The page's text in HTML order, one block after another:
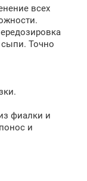
всех
Точно
фиалки и
и